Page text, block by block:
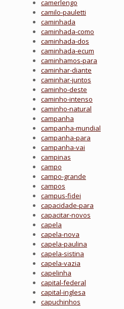
camerlengo
camilo-pauletti
caminhada
caminhada-como
caminhada-dos
caminhada-ecum
caminhamos-para
caminhar-diante
caminhar-juntos
caminho-deste
caminho-intenso
caminho-natural
campanha
campanha-mundial
campanha-para
campanha-vai
campinas
campo
campo-grande
campos
campus-fidei
capacidade-para
capacitar-novos
capela
capela-nova
capela-paulina
capela-sistina
capela-vazia
capelinha
capital-federal
capital-inglesa
capuchinhos